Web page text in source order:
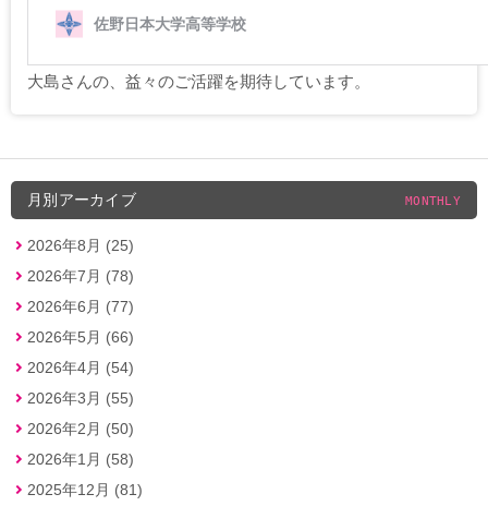
大島さんの、益々のご活躍を期待しています。
月別アーカイブ MONTHLY
2026年8月 (25)
2026年7月 (78)
2026年6月 (77)
2026年5月 (66)
2026年4月 (54)
2026年3月 (55)
2026年2月 (50)
2026年1月 (58)
2025年12月 (81)